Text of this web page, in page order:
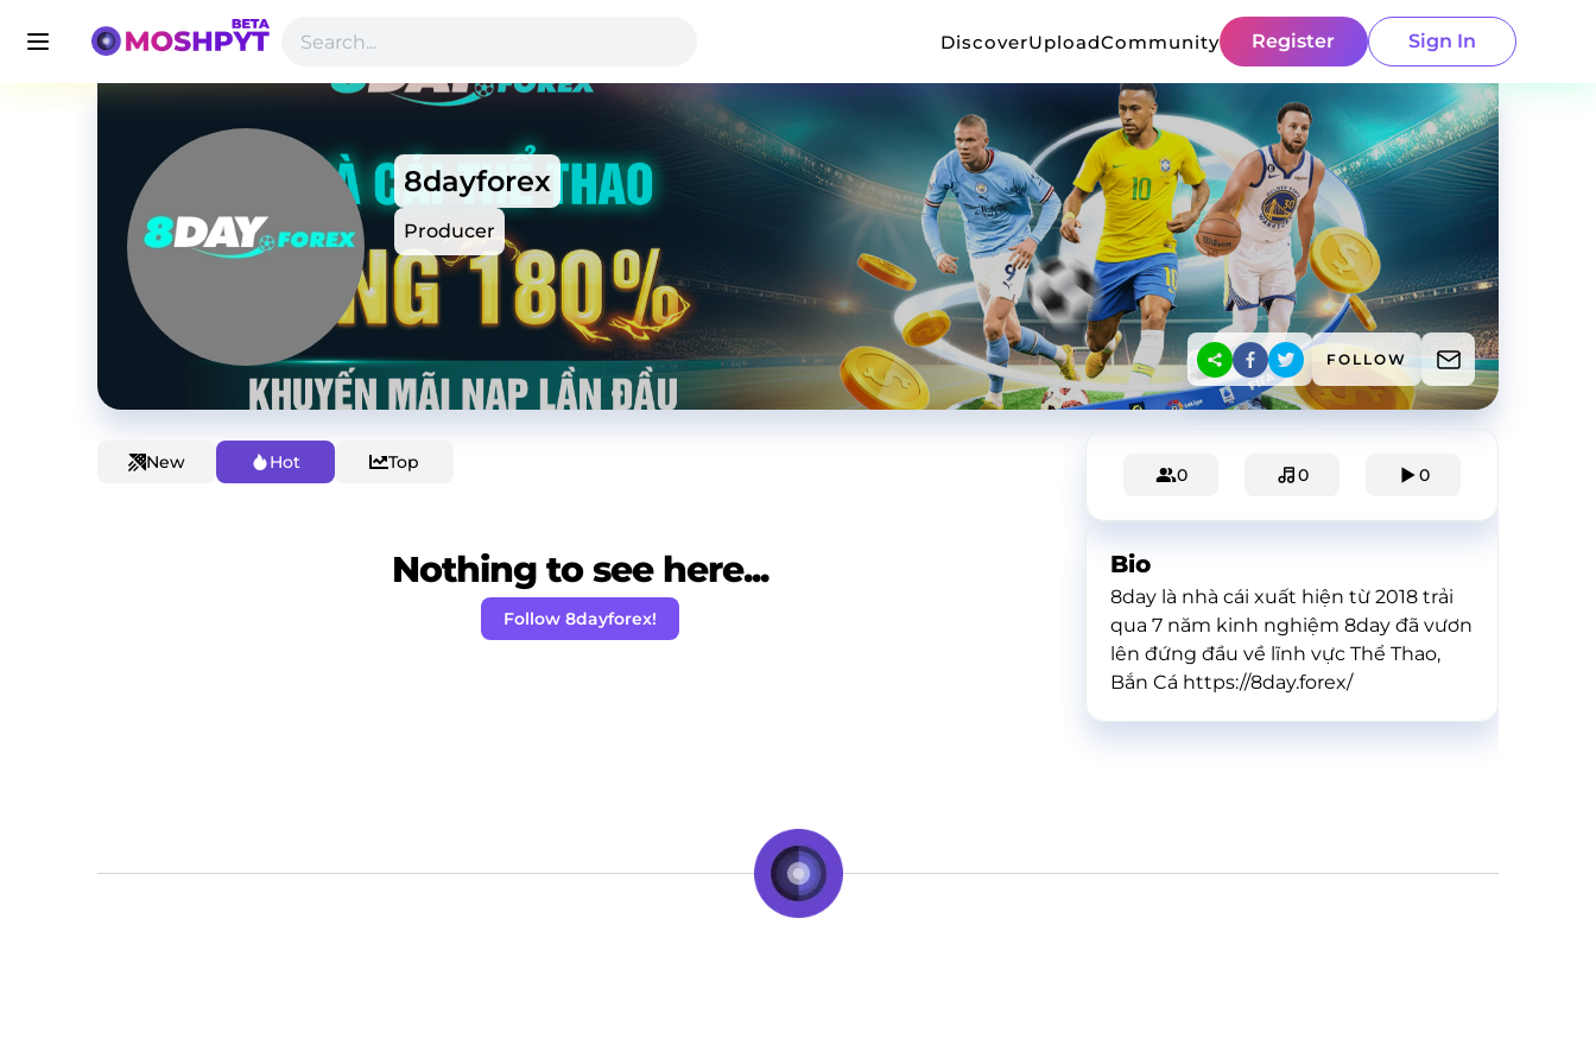
DiscoverUploadCommunity Register Sign In
8dayforex
Producer
FOLLOW
New Hot Top
Nothing to see here...
Follow 8dayforex!
0 0 0
Bio
8day là nhà cái xuất hiện từ 2018 trải
qua 7 năm kinh nghiệm 8day đã vươn
lên đứng đầu về lĩnh vực Thể Thao,
Bắn Cá https://8day.forex/